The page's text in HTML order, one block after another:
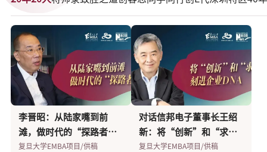
李晋昭：从陆家嘴到前
滩，做时代的“探路者” |
20年20人
复旦大学EMBA项目/供稿
对话信邦电子董事长王绍
新：将“创新”和“求
变”刻进企业DNA | 20年
复旦大学EMBA项目/供稿
高解春：如何用一份“主
观”的排行榜，撬动公立
医院学科建设？| 将帅录
复旦大学EMBA项目/供稿
ViewSonic创始人朱家
良：没有经历过低潮的创
业人生，是不完整的 | 将帅
复旦大学EMBA项目/供稿
复旦-台大 EMBA 田卫东&
葛均：结缘两岸第一班，
构筑企业新发展
复旦大学EMBA项目/供稿
复旦-台大 EMBA 田卫东&
葛均：结缘两岸第一班，
构筑企业新发展
复旦大学EMBA项目/供稿
温石磊：不断成就全新的
自我 | 创客志
复旦大学EMBA项目/供稿
高斌：挖掘视觉产业背后
的云计算力量 | 创客志
复旦大学EMBA项目/供稿
兆驰何胜斌：在创新中，
杀出一片蓝海 | 同学同行
复旦大学EMBA项目/供稿
王勇：北自科技IPO后，企
业管理者要做些什么？ | 同
学同行
复旦大学EMBA项目/供稿
“400架无人机送别毕业
生”的复旦EMBA师哥，创
业是玩出来的
复旦大学EMBA项目/供稿
创E代｜科达利董事长励建
立：中国制造锂电池的水
平并不低
复旦大学EMBA项目/供稿
瑞云科技高斌：渲染一片
天地玄黄...
复旦大学EMBA项目/供稿
郭荣红：“带着伤和痛徒
步，坚持...
复旦大学EMBA项目/供稿
「我们｜WǒMEN」走在前
线，领略多维度的女性领
导力
复旦大学EMBA项目/供稿
是战士，是魔术师，是学
生，更是母亲
复旦大学EMBA项目/供稿
同程艺龙：快速迭代创
新，互联网企业的生存之
道 | 向上生长的民企
复旦大学EMBA项目/供稿
居培明：你的初心决定了
你能走多远 | 向上生长的民
企
复旦大学EMBA项目/供稿
谢如松：传承服务精神，
让公益有更多磁性 | 戈教天
团
复旦大学EMBA项目/供稿
孙晋：一起出发，就要一
起到达！| 戈教天团
复旦大学EMBA项目/供稿